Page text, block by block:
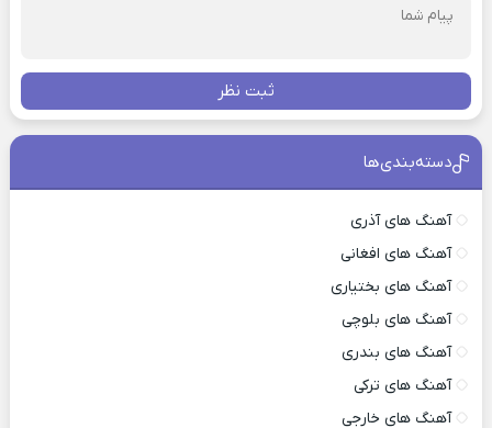
ثبت نظر
دسته‌بندی‌ها
آهنگ های آذری
آهنگ های افغانی
آهنگ های بختیاری
آهنگ های بلوچی
آهنگ های بندری
آهنگ های ترکی
آهنگ های خارجی